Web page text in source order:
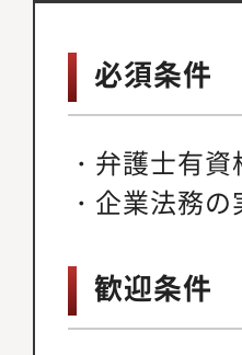
必須条件
・弁護士有資
・企業法務
歓迎条件